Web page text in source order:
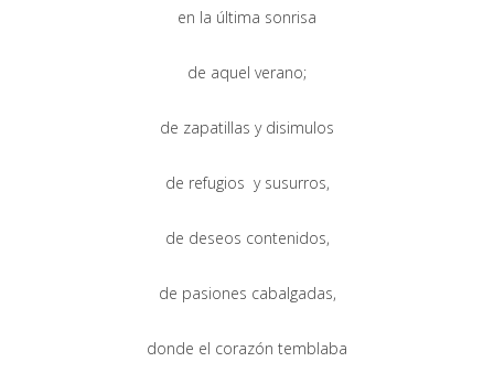
en la última sonrisa
de aquel verano;
de zapatillas y disimulos
de refugios y susurros,
de deseos contenidos,
de pasiones cabalgadas,
donde el corazón temblaba